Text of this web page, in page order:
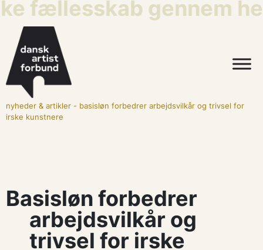
fællesskab gennem
nyheder & artikler- basisløn forbedrer arbejdsvilkår og trivsel for
irske kunstnere
Basisløn forbedrer
arbejdsvilkår og
trivsel for irske